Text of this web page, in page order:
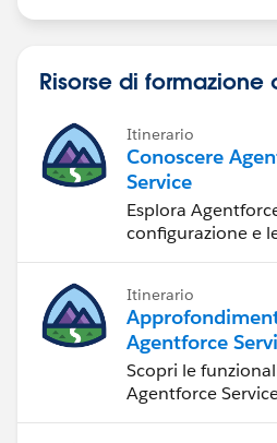
Risorse di formazione
Itinerario
Conoscere
Service
Esplora
configurazione e
Itinerario
Agentforce
gli
Scopri le
Agentforce